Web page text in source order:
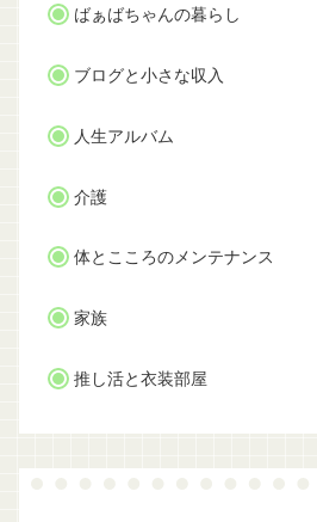
ばぁばちゃんの暮らし
ブログと小さな収入
人生アルバム
介護
体とこころのメンテナンス
家族
推し活と衣装部屋